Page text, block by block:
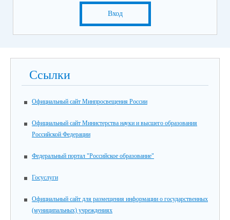
Вход
Ссылки
Официальный сайт Минпросвещения России
Официальный сайт Министерства науки и высшего образования
Российской Федерации
Федеральный портал "Российское образование"
Госуслуги
Официальный сайт для размещения информации о государственных
(муниципальных) учреждениях